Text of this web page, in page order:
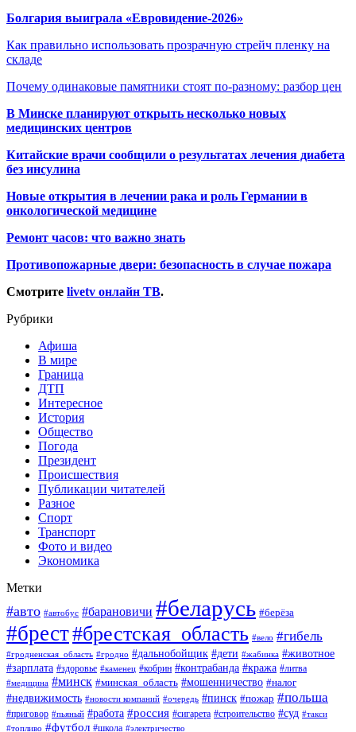
Болгария выиграла «Евровидение-2026»
Как правильно использовать прозрачную стрейч пленку на
складе
Почему одинаковые памятники стоят по-разному: разбор цен
В Минске планируют открыть несколько новых
медицинских центров
Китайские врачи сообщили о результатах лечения диабета
без инсулина
Новые открытия в лечении рака и роль Германии в
онкологической медицине
Ремонт часов: что важно знать
Противопожарные двери: безопасность в случае пожара
Смотрите livetv онлайн ТВ.
Рубрики
Афиша
В мире
Граница
ДТП
Интересное
История
Общество
Погода
Президент
Происшествия
Публикации читателей
Разное
Спорт
Транспорт
Фото и видео
Экономика
Метки
#авто #автобус #барановичи #беларусь #берёза
#брест#брестская_область #вело #гибель
#гродненская_область #гродно #дальнобойщик #дети #жабинка #животное
#зарплата #здоровье #каменец #кобрин #контрабанда #кража #литва
#медицина #минск #минская_область #мошенничество #налог
#недвижимость #новости компаний #очередь #пинск #пожар #польша
#приговор #пьяный #работа #россия #сигарета #строительство #суд #такси
#топливо #футбол #школа #электричество